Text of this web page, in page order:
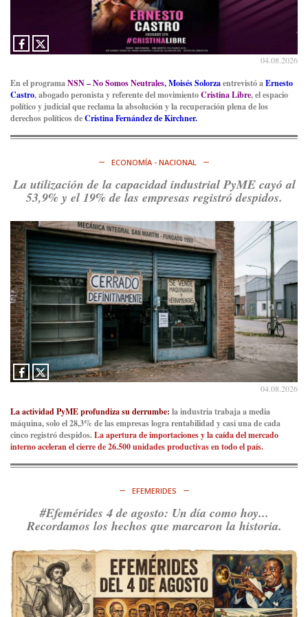
04.08.2026
En el programaNSN – No Somos Neutrales,Moisés Solorzaentrevistó aErnesto
Castro, abogado peronista y referente del movimientoCristina Libre, el espacio
político y judicial que reclama la absolución y la recuperación plena de los
derechos políticos deCristina Fernández de Kirchner.
ECONOMÍA - NACIONAL
La utilización de la capacidad industrial PyME cayó al
53,9% y el 19% de las empresas registró despidos.
04.08.2026
La actividad PyME profundiza su derrumbe: la industria trabaja a media
máquina, solo el 28,3% de las empresas logra rentabilidad y casi una de cada
cinco registró despidos.La apertura de importaciones y la caída del mercado
interno aceleran el cierre de 26.500 unidades productivas en todo el país.
EFEMERIDES
#Efemérides 4 de agosto: Un día como hoy...
Recordamos los hechos que marcaron la historia.